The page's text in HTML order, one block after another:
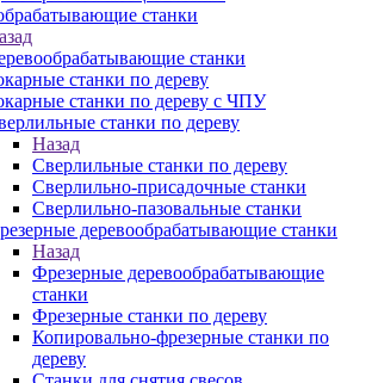
станки
станки
станки по дереву
станки по дереву с ЧПУ
станки по дереву
Назад
Сверлильные станки по дереву
Сверлильно-присадочные станки
Сверлильно-пазовальные станки
деревообрабатывающие станки
Назад
Фрезерные деревообрабатывающие
станки
Фрезерные станки по дереву
Копировально-фрезерные станки по
дереву